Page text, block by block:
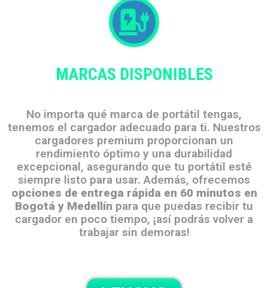
MARCAS DISPONIBLES
No importa qué marca de portátil tengas,
tenemos el cargador adecuado para ti. Nuestros
cargadores premium proporcionan un
rendimiento óptimo y una durabilidad
excepcional, asegurando que tu portátil esté
siempre listo para usar. Además, ofrecemos
opciones de entrega rápida en 60 minutos en
Bogotá y Medellín para que puedas recibir tu
cargador en poco tiempo, ¡así podrás volver a
trabajar sin demoras!